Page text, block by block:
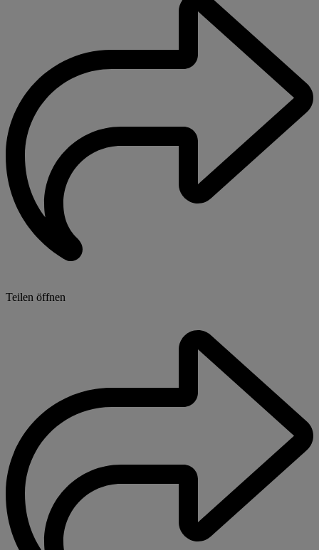
Teilen öffnen